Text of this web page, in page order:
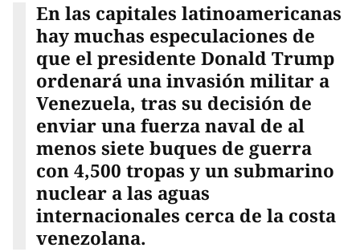
En las capitales latinoamericanas
hay muchas especulaciones de
que el presidente Donald Trump
ordenará una invasión militar a
Venezuela, tras su decisión de
enviar una fuerza naval de al
menos siete buques de guerra
con 4,500 tropas y un submarino
nuclear a las aguas
internacionales cerca de la costa
venezolana.